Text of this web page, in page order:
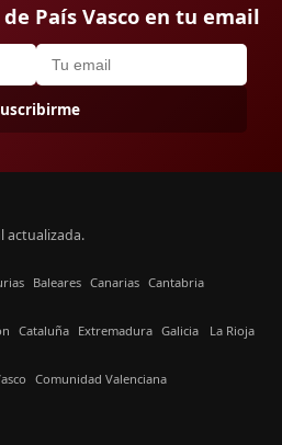
País Vasco en tu email
actualizada.
Baleares Canarias Cantabria
Cataluña Extremadura Galicia La Rioja
Comunidad Valenciana